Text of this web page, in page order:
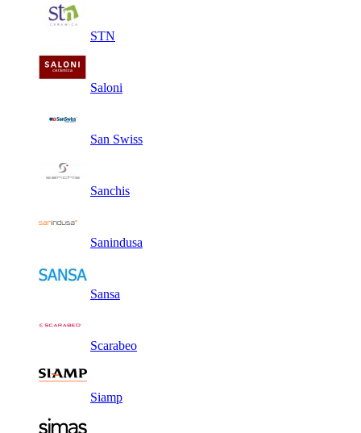
STN
Saloni
San Swiss
Sanchis
Sanindusa
Sansa
Scarabeo
Siamp